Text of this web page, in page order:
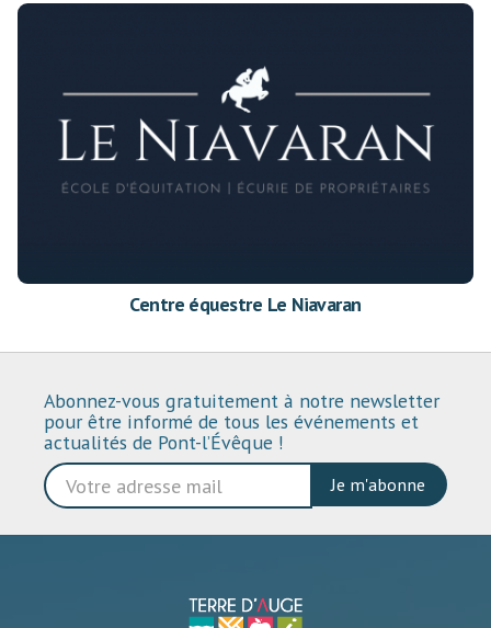
Centre équestre Le Niavaran
Abonnez-vous gratuitement à notre newsletter
pour être informé de tous les événements et
actualités de Pont-l’Évêque !
Je m'abonne